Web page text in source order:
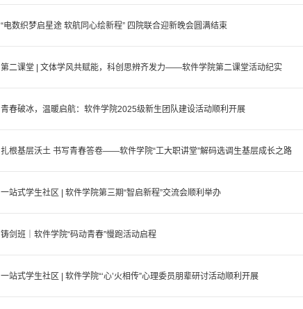
“电数织梦启星途 软航同心绘新程” 四院联合迎新晚会圆满结束
第二课堂 | 文体学风共赋能，科创思辨齐发力——软件学院第二课堂活动纪实
青春破冰，温暖启航：软件学院2025级新生团队建设活动顺利开展
扎根基层沃土 书写青春答卷——软件学院“工大职讲堂”解码选调生基层成长之路
一站式学生社区 | 软件学院第三期“智启新程”交流会顺利举办
铸剑班｜软件学院“码动青春”慢跑活动启程
一站式学生社区 | 软件学院“‘心’火相传”心理委员朋辈研讨活动顺利开展